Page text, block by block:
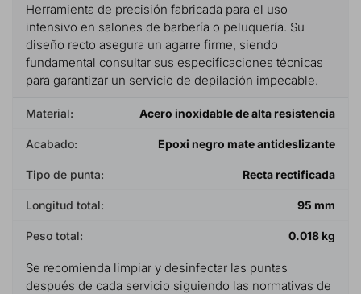
Herramienta de precisión fabricada para el uso
intensivo en salones de barbería o peluquería. Su
diseño recto asegura un agarre firme, siendo
fundamental consultar sus especificaciones técnicas
para garantizar un servicio de depilación impecable.
Material: Acero inoxidable de alta resistencia
Acabado: Epoxi negro mate antideslizante
Tipo de punta: Recta rectificada
Longitud total: 95 mm
Peso total: 0.018 kg
Se recomienda limpiar y desinfectar las puntas
después de cada servicio siguiendo las normativas de